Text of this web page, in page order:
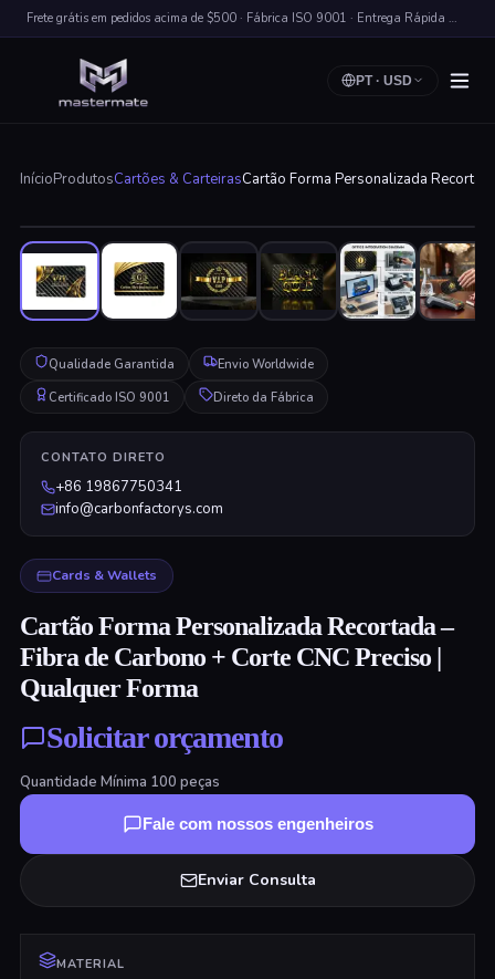
Frete grátis em pedidos acima de $500 · Fábrica ISO 9001 · Entrega Rápida Worldwide
PT· USD
InícioProdutosCartões & CarteirasCartão Forma Personalizada
Qualidade Garantida
Envio Worldwide
Certificado ISO 9001
Direto da Fábrica
CONTATO DIRETO
+86 19867750341
info@carbonfactorys.com
Cards & Wallets
Cartão Forma Personalizada Recortada –
Fibra de Carbono + Corte CNC Preciso |
Qualquer Forma
Solicitar orçamento
Quantidade Mínima 100 peças
Fale com nossos engenheiros
Enviar Consulta
MATERIAL